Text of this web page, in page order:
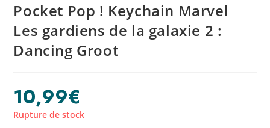
Pocket Pop ! Keychain Marvel
Les gardiens de la galaxie 2 :
Dancing Groot
10,99€
Rupture de stock